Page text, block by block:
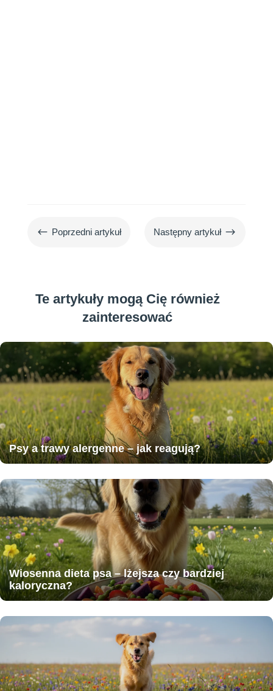
# Poprzedni artykuł Następny artykuł $
Te artykuły mogą Cię również
zainteresować
Psy a trawy alergenne – jak reagują?
Wiosenna dieta psa – lżejsza czy bardziej
kaloryczna?